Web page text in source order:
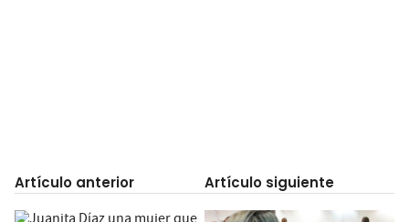
Artículo anterior Artículo siguiente